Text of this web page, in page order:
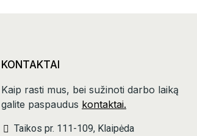
KONTAKTAI
Kaip rasti mus, bei sužinoti darbo laiką
galite paspaudus kontaktai.
Taikos pr. 111-109, Klaipėda